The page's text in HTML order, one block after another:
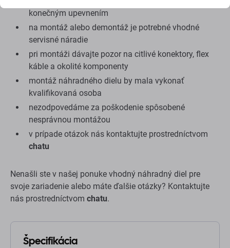
konečným upevnením
na montáž alebo demontáž je potrebné vhodné
servisné náradie
pri montáži dávajte pozor na citlivé konektory, flex
káble a okolité komponenty
montáž náhradného dielu by mala vykonať
kvalifikovaná osoba
nezodpovedáme za poškodenie spôsobené
nesprávnou montážou
v prípade otázok nás kontaktujte prostredníctvom
chatu
Nenašli ste v našej ponuke vhodný náhradný diel pre
svoje zariadenie alebo máte ďalšie otázky? Kontaktujte
nás prostredníctvom chatu.
Špecifikácia